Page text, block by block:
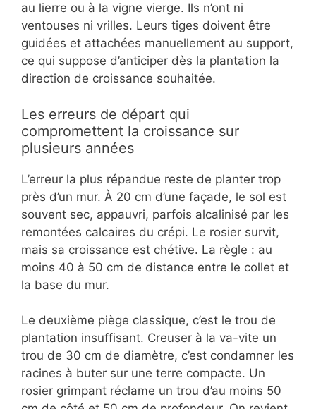
au lierre ou à la vigne vierge. Ils n’ont ni
ventouses ni vrilles. Leurs tiges doivent être
guidées et attachées manuellement au support,
ce qui suppose d’anticiper dès la plantation la
direction de croissance souhaitée.
Les erreurs de départ qui
compromettent la croissance sur
plusieurs années
L’erreur la plus répandue reste de planter trop
près d’un mur. À 20 cm d’une façade, le sol est
souvent sec, appauvri, parfois alcalinisé par les
remontées calcaires du crépi. Le rosier survit,
mais sa croissance est chétive. La règle : au
moins 40 à 50 cm de distance entre le collet et
la base du mur.
Le deuxième piège classique, c’est le trou de
plantation insuffisant. Creuser à la va-vite un
trou de 30 cm de diamètre, c’est condamner les
racines à buter sur une terre compacte. Un
rosier grimpant réclame un trou d’au moins 50